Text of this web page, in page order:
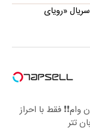
«رویای
وام❗❗ فقط با احراز
تتر